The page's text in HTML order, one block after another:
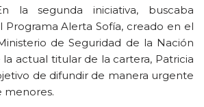
la segunda iniciativa, buscaba
Programa Alerta Sofía, creado en el
de Seguridad de la Nación
actual titular de la cartera, Patricia
de difundir de manera urgente
menores.